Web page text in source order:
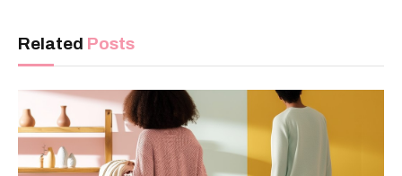
Related Posts